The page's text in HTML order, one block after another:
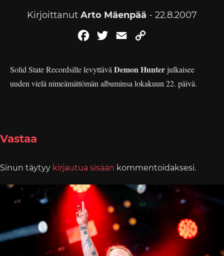
Kirjoittanut Arto Mäenpää - 22.8.2007
FacebookTwitterEmail
Solid State Recordsille levyttävä Demon Hunterjulkaisee
uuden vielä nimeämättömän albuminsa lokakuun 22. päivä.
Vastaa
Sinun täytyy kirjautua sisään kommentoidaksesi.